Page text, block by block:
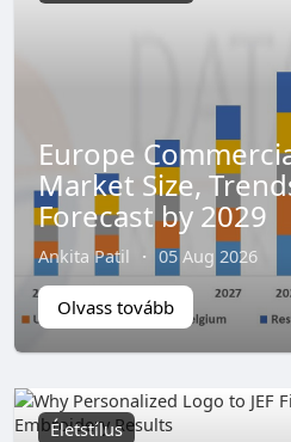
Europe
Market Size,
Forecast by 2029
Ankita Patil · 05 Aug 2026
Olvass tovább
Életstílus